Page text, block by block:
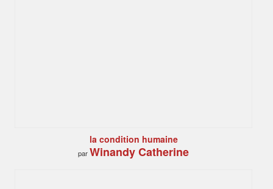
la condition humaine
parWinandy Catherine